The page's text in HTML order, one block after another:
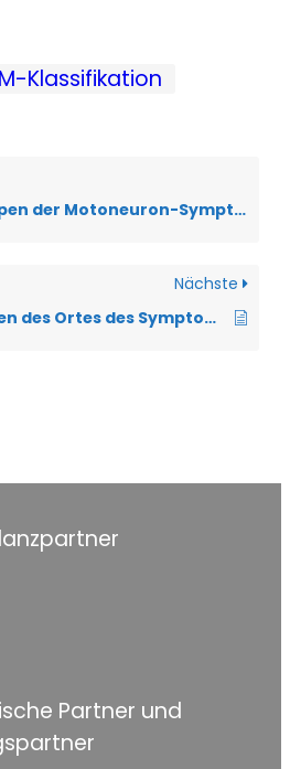
Klassifikation
Symptome der ALS sind zu unterscheiden?
Nächste
Welchen Phänotypen des Ortes des Symptombeginn der ALS sind zu unterscheiden?
Partner und